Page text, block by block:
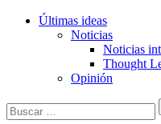
Últimas ideas
Noticias
Noticias
Thought
Opinión
Buscar: